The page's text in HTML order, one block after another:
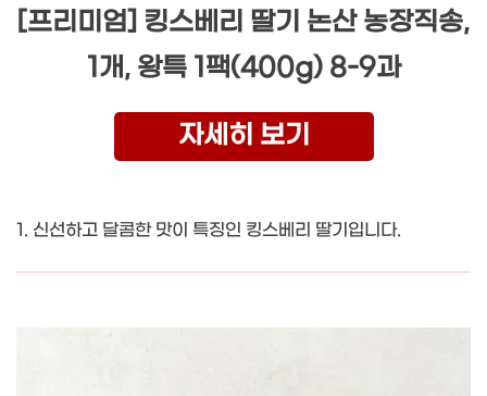
[프리미엄] 킹스베리 딸기 논산 농장직송,
1개, 왕특 1팩(400g) 8-9과
자세히 보기
1. 신선하고 달콤한 맛이 특징인 킹스베리 딸기입니다.